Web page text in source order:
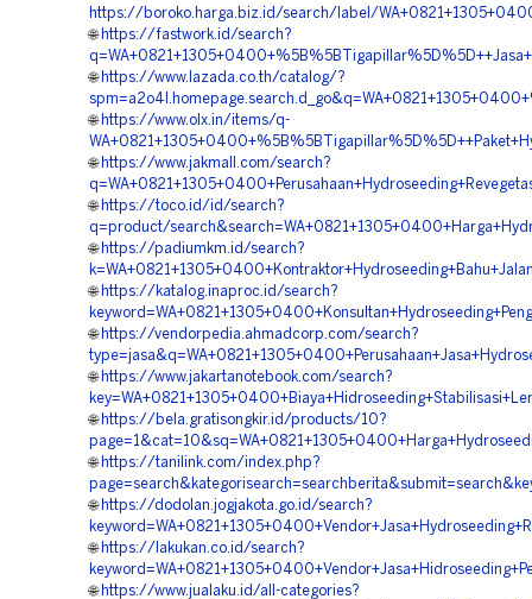
https://boroko.harga.biz.id/search/label/
🌐 https://fastwork.id/search?
🌐 https://www.lazada.co.th/catalog/?
🌐 https://www.olx.in/items/q-
🌐 https://www.jakmall.com/search?
🌐 https://toco.id/id/search?
q=product/
🌐 https://padiumkm.id/search?
🌐 https://katalog.inaproc.id/search?
🌐 https://vendorpedia.ahmadcorp.com/search?
🌐 https://www.jakartanotebook.com/search?
🌐 https://bela.gratisongkir.id/products/10?
🌐 https://tanilink.com/index.php?
🌐 https://dodolan.jogjakota.go.id/search?
🌐 https://lakukan.co.id/search?
🌐 https://www.jualaku.id/all-categories?